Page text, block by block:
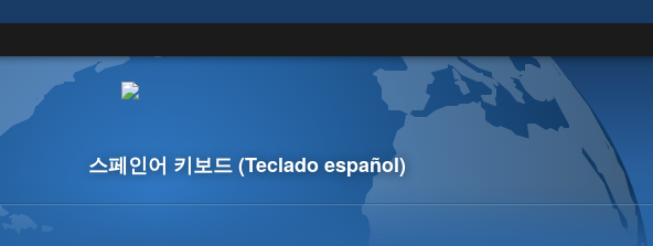
스페인어 키보드(Teclado español)